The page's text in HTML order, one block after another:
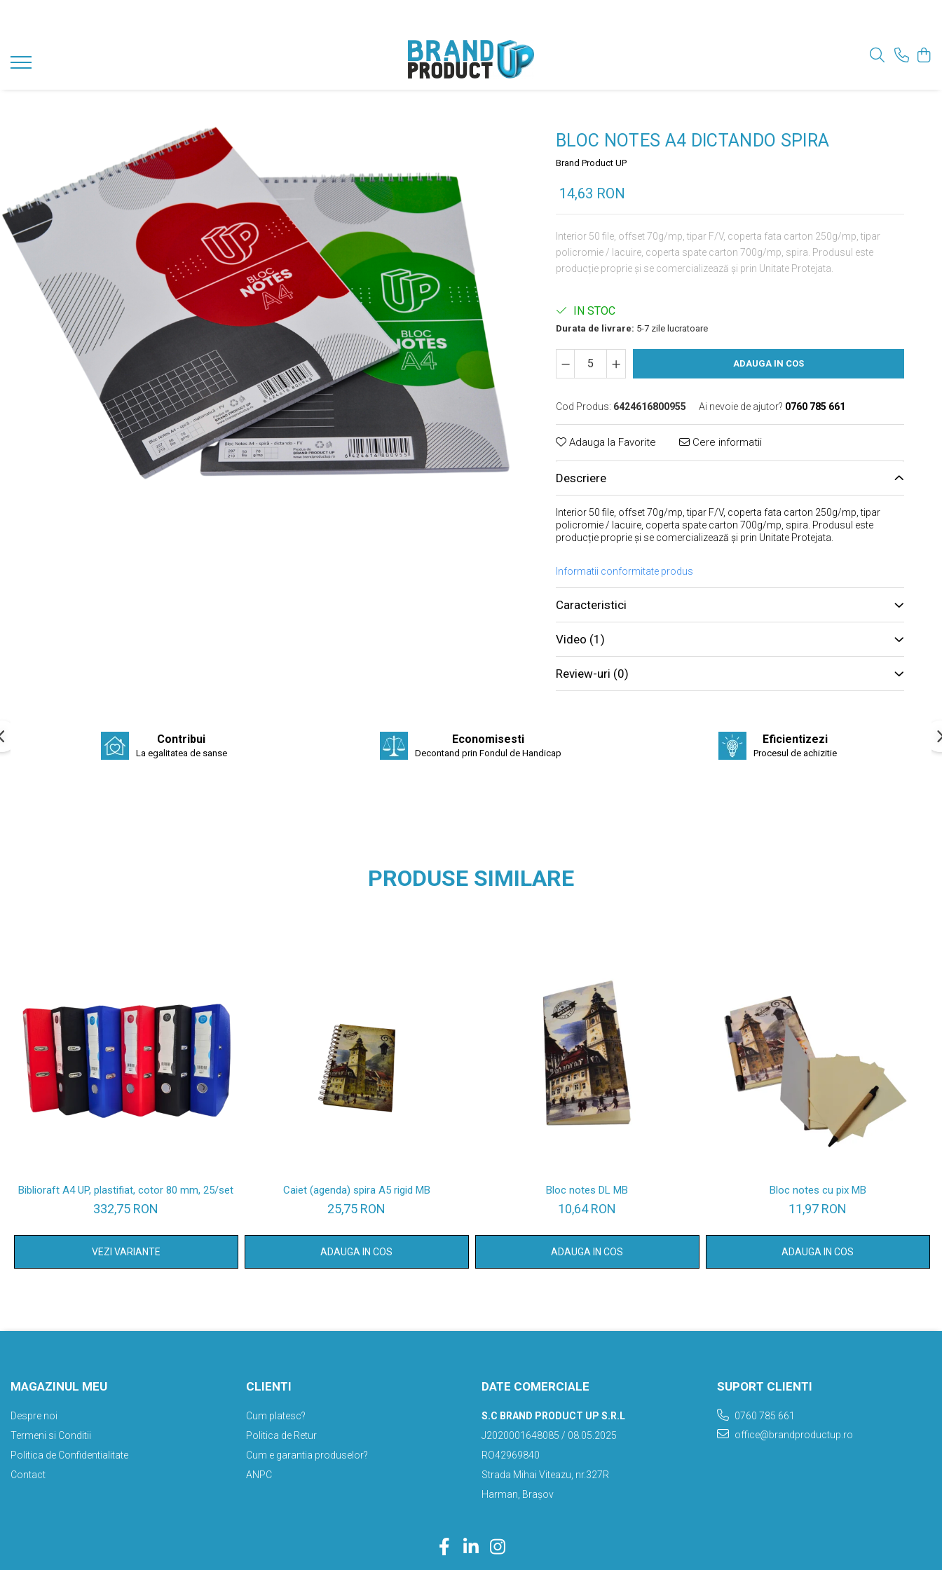
BLOC NOTES A4 DICTANDO SPIRA
Brand Product UP
14,63 RON
Interior 50 file, offset 70g/mp, tipar F/V, coperta fata carton 250g/mp, tipar
policromie / lacuire, coperta spate carton 700g/mp, spira. Produsul este
producție proprie și se comercializează și prin Unitate Protejata.
IN STOC
Durata de livrare: 5-7 zile lucratoare
ADAUGA IN COS
Cod Produs: 6424616800955 Ai nevoie de ajutor? 0760 785 661
Adauga la Favorite Cere informatii
Descriere
Interior 50 file, offset 70g/mp, tipar F/V, coperta fata carton 250g/mp, tipar
policromie / lacuire, coperta spate carton 700g/mp, spira. Produsul este
producție proprie și se comercializează și prin Unitate Protejata.
Informatii conformitate produs
Caracteristici
Video (1)
Review-uri (0)
Contribui
La egalitatea de sanse
Economisesti
Decontand prin Fondul de Handicap
Eficientizezi
Procesul de achizitie
PRODUSE SIMILARE
Biblioraft A4 UP, plastifiat, cotor 80 mm, 25/set
332,75 RON
VEZI VARIANTE
Caiet (agenda) spira A5 rigid MB
25,75 RON
ADAUGA IN COS
Bloc notes DL MB
10,64 RON
ADAUGA IN COS
Bloc notes cu pix MB
11,97 RON
ADAUGA IN COS
MAGAZINUL MEU
Despre noi
Termeni si Conditii
Politica de Confidentialitate
Contact
CLIENTI
Cum platesc?
Politica de Retur
Cum e garantia produselor?
ANPC
DATE COMERCIALE
S.C BRAND PRODUCT UP S.R.L
J2020001648085 / 08.05.2025
RO42969840
Strada Mihai Viteazu, nr.327R
Harman, Brașov
SUPORT CLIENTI
0760 785 661
office@brandproductup.ro